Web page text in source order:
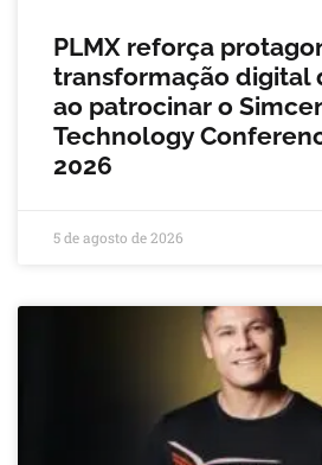
PLMX reforça
transformação digital
ao patrocinar o
Technology
2026
5 de agosto de 2026